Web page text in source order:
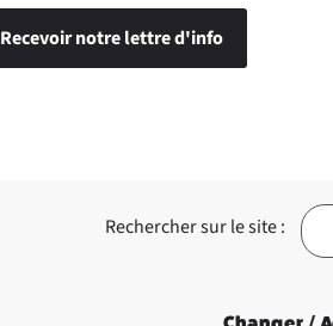
Recevoir notre lettre d'info
Rechercher sur le site :